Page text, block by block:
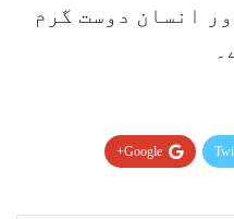
انسان دوست گرم
Google+